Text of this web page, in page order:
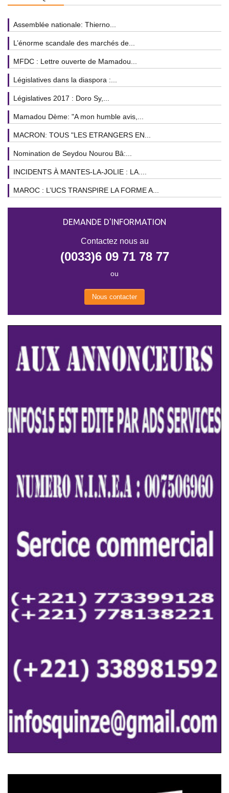
Assemblée nationale: Thierno...
L’énorme scandale des marchés de...
MFDC : Lettre ouverte de Mamadou...
Législatives dans la diaspora :...
Législatives 2017 : Doro Sy,...
Mamadou Dème: "A mon humble avis,...
MACRON: TOUS "LES ETRANGERS EN...
Nomination de Seydou Nourou Bâ:...
INCIDENTS À MANTES-LA-JOLIE : LA....
MAROC : L’UCS TRANSPIRE LA FORME A...
DEMANDE D'INFORMATION
Contactez nous au
(0033)6 09 71 78 77
ou
Nous contacter